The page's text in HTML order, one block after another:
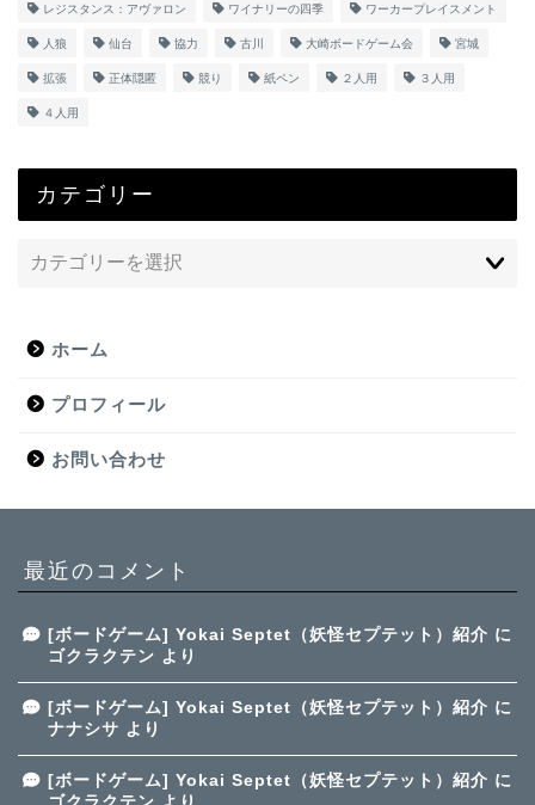
レジスタンス：アヴァロン ワイナリーの四季 ワーカープレイスメント
人狼 仙台 協力 古川 大崎ボードゲーム会 宮城
拡張 正体隠匿 競り 紙ペン ２人用 ３人用
４人用
カテゴリー
ホーム
プロフィール
お問い合わせ
最近のコメント
[ボードゲーム] Yokai Septet（妖怪セプテット）紹介 に
ゴクラクテン より
[ボードゲーム] Yokai Septet（妖怪セプテット）紹介 に
ナナシサ より
[ボードゲーム] Yokai Septet（妖怪セプテット）紹介 に